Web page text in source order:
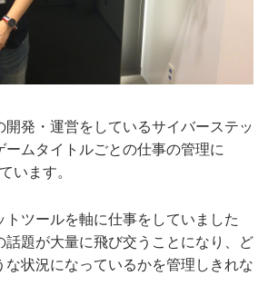
開発・運営をしているサイバーステッ
ームタイトルごとの仕事の管理に
います。
トツールを軸に仕事をしていました
話題が大量に飛び交うことになり、ど
な状況になっているかを管理しきれな